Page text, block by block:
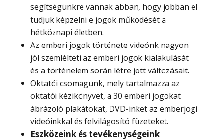
segítségünkre vannak abban, hogy jobban el
tudjuk képzelni e jogok működését a
hétköznapi életben.
Az emberi jogok története videónk nagyon
jól szemlélteti az emberi jogok kialakulását
és a történelem során létre jött változásait.
Oktatói csomagunk, mely tartalmazza az
oktatói kézikönyvet, a 30 emberi jogokat
ábrázoló plakátokat, DVD-inket az emberjogi
videóinkkal és felvilágosító füzeteket.
Eszközeink és tevékenységeink